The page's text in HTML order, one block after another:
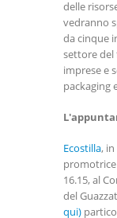
delle
vedranno
da cinque
settore del
imprese e
packaging
Ecostilla,
promotrice
16.15, al
del
qui)